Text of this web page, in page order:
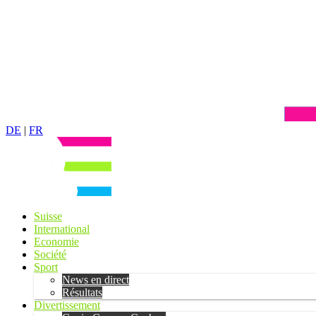
DE | FR
Suisse
International
Economie
Société
Sport
News en direct
Résultats
Divertissement